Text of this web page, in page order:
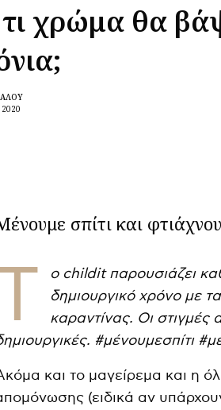
χρώμα θα
σπίτι και
o childit παρουσιάζει
δημιουργικό χρόνο με
καραντίνας. Οι στιγμές
#μένουμεσπίτι
και το μαγείρεμα και η
(ειδικά αν